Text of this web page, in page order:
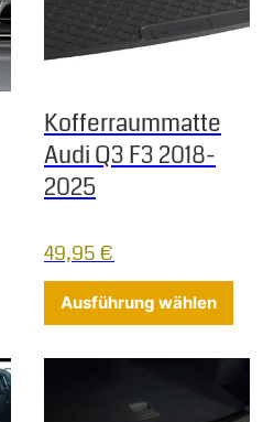
Kofferraummatte
Audi Q3 F3 2018-
2025
49,95€
Ausführung wählen